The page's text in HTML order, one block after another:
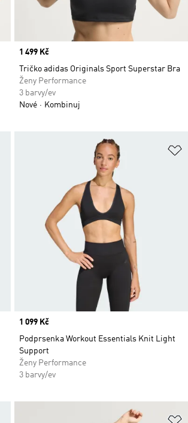
Price
1 499 Kč
Tričko adidas Originals Sport Superstar Bra
Ženy Performance
3 barvy/ev
Nové
Kombinuj
Přidat do seznamu přání
Price
1 099 Kč
Podprsenka Workout Essentials Knit Light
Support
Ženy Performance
3 barvy/ev